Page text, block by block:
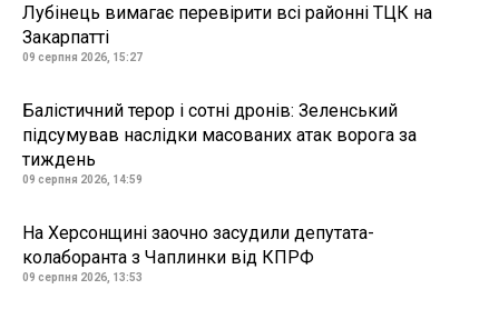
Лубінець вимагає перевірити всі районні ТЦК на
Закарпатті
09 серпня 2026, 15:27
Балістичний терор і сотні дронів: Зеленський
підсумував наслідки масованих атак ворога за
тиждень
09 серпня 2026, 14:59
На Херсонщині заочно засудили депутата-
колаборанта з Чаплинки від КПРФ
09 серпня 2026, 13:53